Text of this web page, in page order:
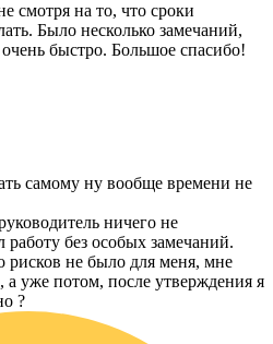
смотря на то, что сроки
Было несколько замечаний,
быстро. Большое спасибо!
самому ну вообще времени не
ничего не
работу без особых замечаний.
рисков не было для меня, мне
а уже потом, после утверждения я
?